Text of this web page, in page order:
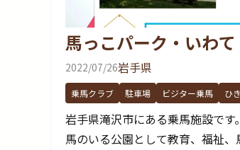
馬っこパーク・いわて
2022/07/26岩手県
乗馬クラブ 駐車場 ビジター乗馬 ひ
岩手県滝沢市にある乗馬施設です。
馬のいる公園として教育、福祉